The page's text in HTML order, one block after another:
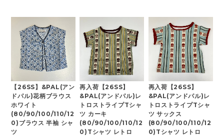
【26SS】&PAL(アン
ドパル)花柄ブラウス
ホワイト
(80/90/100/110/12
0)ブラウス 半袖 シャ
ツ
再入荷【26SS】
&PAL(アンドパル)レ
トロストライプTシャ
ツ カーキ
(80/90/100/110/12
0)Tシャツ レトロ
再入荷【26SS】
&PAL(アンドパル)レ
トロストライプTシャ
ツ サックス
(80/90/100/110/12
0)Tシャツ レトロ